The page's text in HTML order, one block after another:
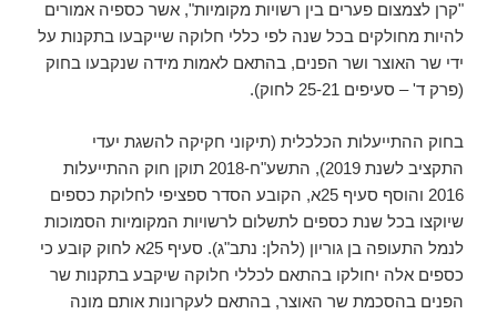
"קרן לצמצום פערים בין רשויות מקומיות", אשר כספיה אמורים
להיות מחולקים בכל שנה לפי כללי חלוקה שייקבעו בתקנות על
ידי שר האוצר ושר הפנים, בהתאם לאמות מידה שנקבעו בחוק
(פרק ד' – סעיפים 25-21 לחוק).
בחוק ההתייעלות הכלכלית (תיקוני חקיקה להשגת יעדי
התקציב לשנת 2019), התשע"ח-2018 תוקן חוק ההתייעלות
2016 והוסף סעיף 25א, הקובע הסדר ספציפי לחלוקת כספים
שיוקצו בכל שנת כספים לתשלום לרשויות המקומיות הסמוכות
לנמל התעופה בן גוריון (להלן: נתב"ג). סעיף 25א לחוק קובע כי
כספים אלה יחולקו בהתאם לכללי חלוקה שיקבע בתקנות שר
הפנים בהסכמת שר האוצר, בהתאם לעקרונות אותם מונה